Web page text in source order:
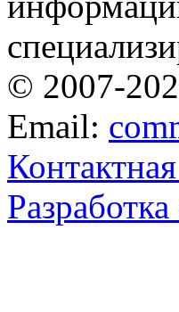
© 2007-
Email:
Разработка